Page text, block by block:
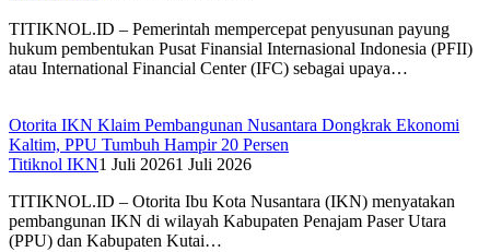
TITIKNOL.ID – Pemerintah mempercepat penyusunan payung
hukum pembentukan Pusat Finansial Internasional Indonesia (PFII)
atau International Financial Center (IFC) sebagai upaya…
Otorita IKN Klaim Pembangunan Nusantara Dongkrak Ekonomi
Kaltim, PPU Tumbuh Hampir 20 Persen
Titiknol IKN1 Juli 20261 Juli 2026
TITIKNOL.ID – Otorita Ibu Kota Nusantara (IKN) menyatakan
pembangunan IKN di wilayah Kabupaten Penajam Paser Utara
(PPU) dan Kabupaten Kutai…